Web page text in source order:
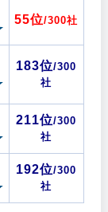
55位/300社
183位/300
社
211位/300
社
192位/300
社